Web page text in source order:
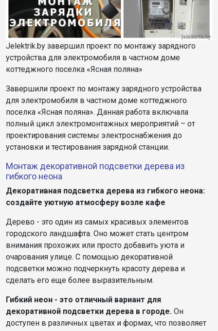
Jelektrik.by завершил проект по монтажу зарядного
устройства для электромобиля в частном доме
коттеджного поселка «Ясная поляна»
Завершили проект по монтажу зарядного устройства
для электромобиля в частном доме коттеджного
поселка «Ясная поляна». Данная работа включала
полный цикл электромонтажных мероприятий – от
проектирования системы электроснабжения до
установки и тестирования зарядной станции.
Монтаж декоративной подсветки дерева из
гибкого неона
Декоративная подсветка дерева из гибкого неона:
создайте уютную атмосферу возле кафе
Дерево - это один из самых красивых элементов
городского ландшафта. Оно может стать центром
внимания прохожих или просто добавить уюта и
очарования улице. С помощью декоративной
подсветки можно подчеркнуть красоту дерева и
сделать его еще более выразительным.
Гибкий неон - это отличный вариант для
декоративной подсветки дерева в городе. Он
доступен в различных цветах и формах, что позволяет